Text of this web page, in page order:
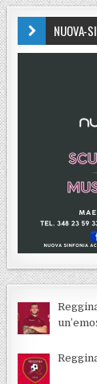
NUOVA-